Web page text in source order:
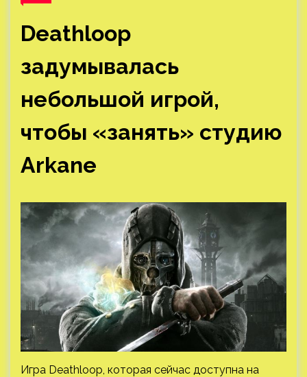
Deathloop
задумывалась
небольшой игрой,
чтобы «занять» студию
Arkane
Игра Deathloop, которая сейчас доступна на